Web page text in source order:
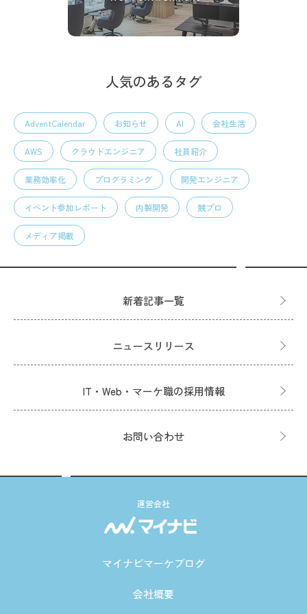
人気のあるタグ
AdventCalendar お知らせ AI 会社生活
AWS クラウドエンジニア 社員紹介
業務効率化 プログラミング 開発エンジニア
イベント参加レポート 内製開発 競プロ
メディア掲載
新着記事一覧
ニュースリリース
IT・Web・マーケ職の採用情報
お問い合わせ
運営会社
マイナビマーケブログ
会社概要